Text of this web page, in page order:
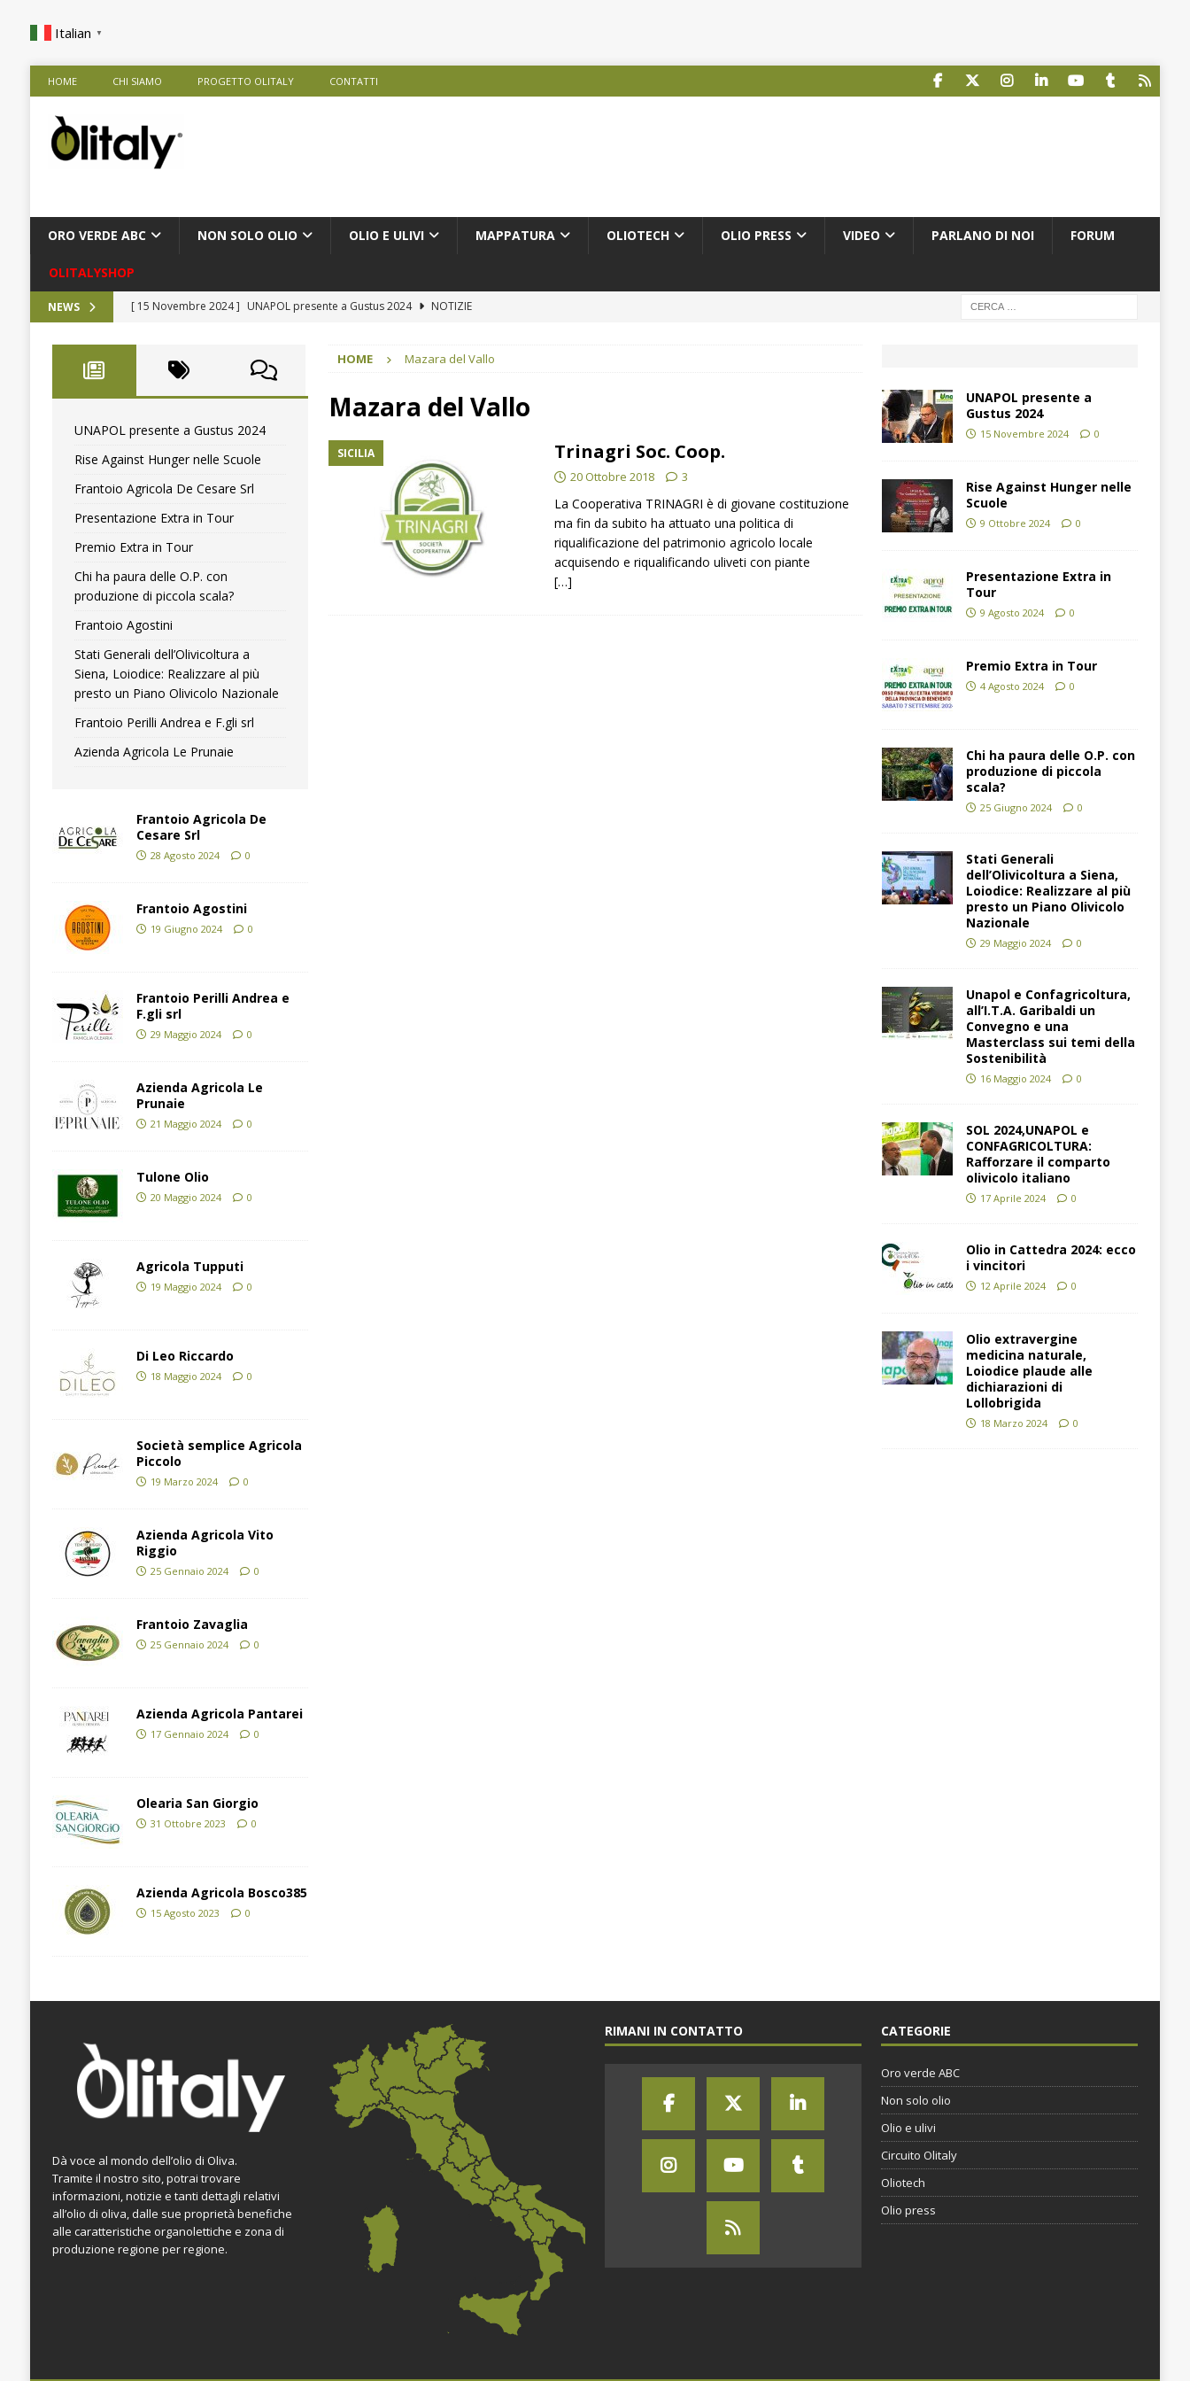
Italian ▼
HOME CHI SIAMO PROGETTO OLITALY CONTATTI
ORO VERDE ABC NON SOLO OLIO OLIO E ULIVI MAPPATURA OLIOTECH OLIO PRESS VIDEO PARLANO DI NOI FORUM
OLITALYSHOP
NEWS [ 15 Novembre 2024 ] UNAPOL presente a Gustus 2024
NOTIZIE
[ 28 Agosto 2024 ]
Frantoio Agricola De Cesare Srl
PRODUTTORI OLEARI
[ 9 Agosto 2024 ] Presentazione Extra in Tour
[ 4 Agosto 2024 ] Premio Extra in Tour
[ 4 Aprile 2018 ] Olitaly lancia la mappatura dei piccoli produttori. COMUNICATI STAMPA
HOME Mazara del Vallo
Mazara del Vallo
SICILIA Trinagri Soc. Coop.
20 Ottobre 2018 3
La Cooperativa TRINAGRI è di giovane costituzione
ma fin da subito ha attuato una politica di
riqualificazione del patrimonio agricolo locale
acquisendo e riqualificando uliveti con piante
[…]
UNAPOL presente a Gustus 2024
Rise Against Hunger nelle Scuole
Frantoio Agricola De Cesare Srl
Presentazione Extra in Tour
Premio Extra in Tour
Chi ha paura delle O.P. con
produzione di piccola scala?
Frantoio Agostini
Stati Generali dell’Olivicoltura a
Siena, Loiodice: Realizzare al più
presto un Piano Olivicolo Nazionale
Frantoio Perilli Andrea e F.gli srl
Azienda Agricola Le Prunaie
Frantoio Agricola De
Cesare Srl
28 Agosto 2024 0
Frantoio Agostini
19 Giugno 2024 0
Frantoio Perilli Andrea e
F.gli srl
29 Maggio 2024 0
Azienda Agricola Le
Prunaie
21 Maggio 2024 0
Tulone Olio
20 Maggio 2024 0
Agricola Tupputi
19 Maggio 2024 0
Di Leo Riccardo
18 Maggio 2024 0
Società semplice Agricola
Piccolo
19 Marzo 2024 0
Azienda Agricola Vito
Riggio
25 Gennaio 2024 0
Frantoio Zavaglia
25 Gennaio 2024 0
Azienda Agricola Pantarei
17 Gennaio 2024 0
Olearia San Giorgio
31 Ottobre 2023 0
Azienda Agricola Bosco385
15 Agosto 2023 0
UNAPOL presente a
Gustus 2024
15 Novembre 2024 0
Rise Against Hunger nelle
Scuole
9 Ottobre 2024 0
Presentazione Extra in
Tour
9 Agosto 2024 0
Premio Extra in Tour
4 Agosto 2024 0
Chi ha paura delle O.P. con
produzione di piccola
scala?
25 Giugno 2024 0
Stati Generali
dell’Olivicoltura a Siena,
Loiodice: Realizzare al più
presto un Piano Olivicolo
Nazionale
29 Maggio 2024 0
Unapol e Confagricoltura,
all’I.T.A. Garibaldi un
Convegno e una
Masterclass sui temi della
Sostenibilità
16 Maggio 2024 0
SOL 2024,UNAPOL e
CONFAGRICOLTURA:
Rafforzare il comparto
olivicolo italiano
17 Aprile 2024 0
Olio in Cattedra 2024: ecco
i vincitori
12 Aprile 2024 0
Olio extravergine
medicina naturale,
Loiodice plaude alle
dichiarazioni di
Lollobrigida
18 Marzo 2024 0
Dà voce al mondo dell’olio di Oliva.
Tramite il nostro sito, potrai trovare
informazioni, notizie e tanti dettagli relativi
all’olio di oliva, dalle sue proprietà benefiche
alle caratteristiche organolettiche e zona di
produzione regione per regione.
RIMANI IN CONTATTO CATEGORIE
Oro verde ABC
Non solo olio
Olio e ulivi
Circuito Olitaly
Oliotech
Olio press